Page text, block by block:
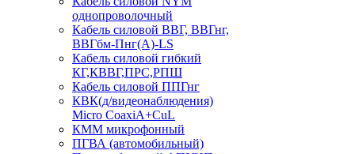
однопроволочный
Кабель силовой ВВГ, ВВГнг,
ВВГбм-Пнг(А)-LS
Кабель силовой гибкий
КГ,КВВГ,ПРС,РПШ
Кабель силовой ППГнг
КВК(д/видеонаблюдения)
Micro CoaxiA+CuL
КММ микрофонный
ПГВА (автомобильный)